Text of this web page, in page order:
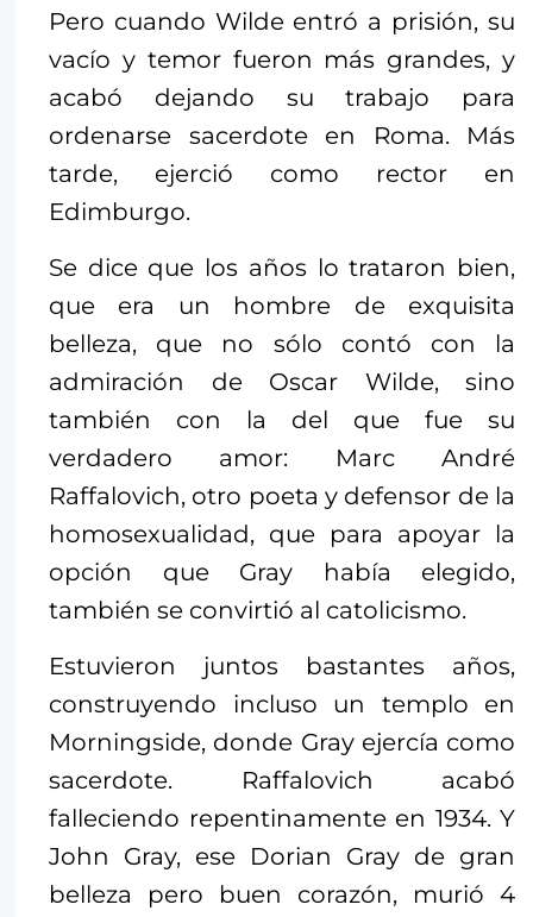
Pero cuando Wilde entró a prisión, su
vacío y temor fueron más grandes, y
acabó dejando su trabajo para
ordenarse sacerdote en Roma. Más
tarde, ejerció como rector en
Edimburgo.
Se dice que los años lo trataron bien,
que era un hombre de exquisita
belleza, que no sólo contó con la
admiración de Oscar Wilde, sino
también con la del que fue su
verdadero amor: Marc André
Raffalovich, otro poeta y defensor de la
homosexualidad, que para apoyar la
opción que Gray había elegido,
también se convirtió al catolicismo.
Estuvieron juntos bastantes años,
construyendo incluso un templo en
Morningside, donde Gray ejercía como
sacerdote. Raffalovich acabó
falleciendo repentinamente en 1934. Y
John Gray, ese Dorian Gray de gran
belleza pero buen corazón, murió 4